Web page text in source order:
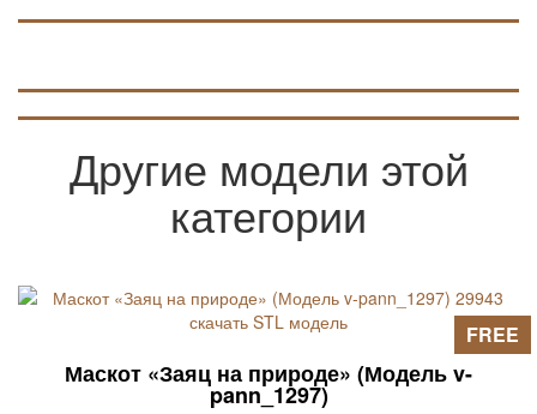
Другие модели этой
категории
Маскот «Заяц на природе» (Модель v-
pann_1297)
FREE